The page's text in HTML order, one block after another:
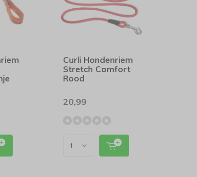
Curli Hondenriem
Stretch Comfort
Rood
20,99